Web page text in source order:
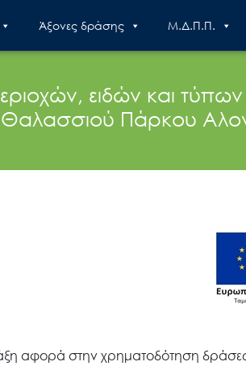
Άξονες δράσης Μ.Δ.Π.Π.
ειδών και
Θαλασσιού Πάρκου
αφορά στην χρηματοδότηση